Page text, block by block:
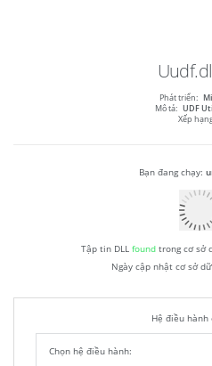
Phát triển:
Mô tả: UDF
Xếp
Bạn đang chạy:
Tập tin DLL foundtrong cơ sở
Ngày cập nhật cơ sở
Hệ điều hành